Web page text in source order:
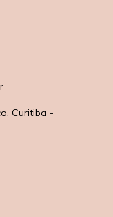
Curitiba -